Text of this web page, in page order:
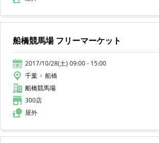
船橋競馬場 フリーマーケット
2017/10/28(土) 09:00 - 15:00
千葉
船橋
船橋競馬場
300店
屋外